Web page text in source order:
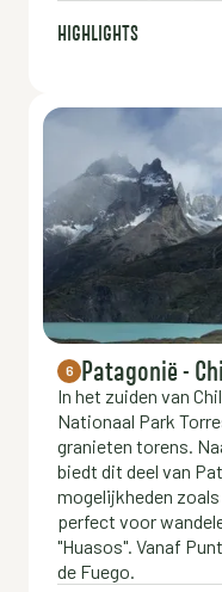
HIGHLIGHTS
6 Patagonië -
In het zuiden van
Nationaal Park
granieten torens.
biedt dit deel van
mogelijkheden
perfect voor
"Huasos". Vanaf
de Fuego.